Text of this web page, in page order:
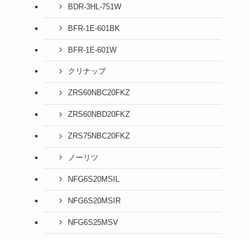
BDR-3HL-751W
BFR-1E-601BK
BFR-1E-601W
クリナップ
ZRS60NBC20FKZ
ZRS60NBD20FKZ
ZRS75NBC20FKZ
ノーリツ
NFG6S20MSIL
NFG6S20MSIR
NFG6S25MSV